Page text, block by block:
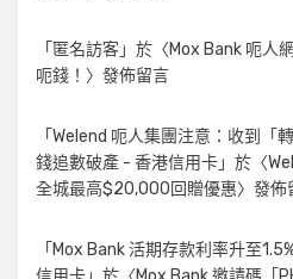
「匿名訪客」於〈Mox Bank 呃人
呃錢！ 〉發佈留言
「Welend 呃人集團注意：收到「
錢追數破產 - 香港信用卡」於〈
全城最高$20,000回贈優惠〉發佈
「 Mox Bank 活期存款利率升至